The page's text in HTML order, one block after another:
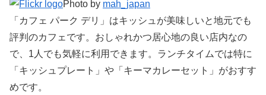
Photo by mah_japan
「カフェ パーク デリ」はキッシュが美味しいと地元でも
評判のカフェです。おしゃれかつ居心地の良い店内なの
で、1人でも気軽に利用できます。ランチタイムでは特に
「キッシュプレート」や「キーマカレーセット」がおすす
めです。